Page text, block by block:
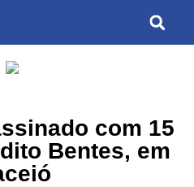
com 15
Bentes, em